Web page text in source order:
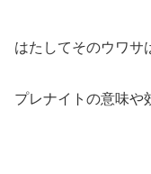
はたしてそのウワサ
プレナイトの意味や